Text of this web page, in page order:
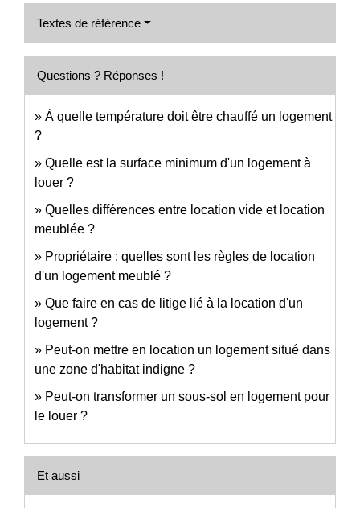
Textes de référence
Questions ? Réponses !
À quelle température doit être chauffé un logement
?
Quelle est la surface minimum d'un logement à
louer ?
Quelles différences entre location vide et location
meublée ?
Propriétaire : quelles sont les règles de location
d'un logement meublé ?
Que faire en cas de litige lié à la location d'un
logement ?
Peut-on mettre en location un logement situé dans
une zone d'habitat indigne ?
Peut-on transformer un sous-sol en logement pour
le louer ?
Et aussi